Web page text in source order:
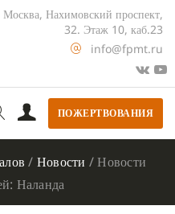
Москва, Нахимовский проспект,
32. Этаж 10, каб.23
info@fpmt.ru
ПОЖЕРТВОВАНИЯ
/ Новости /Новости
Наланда